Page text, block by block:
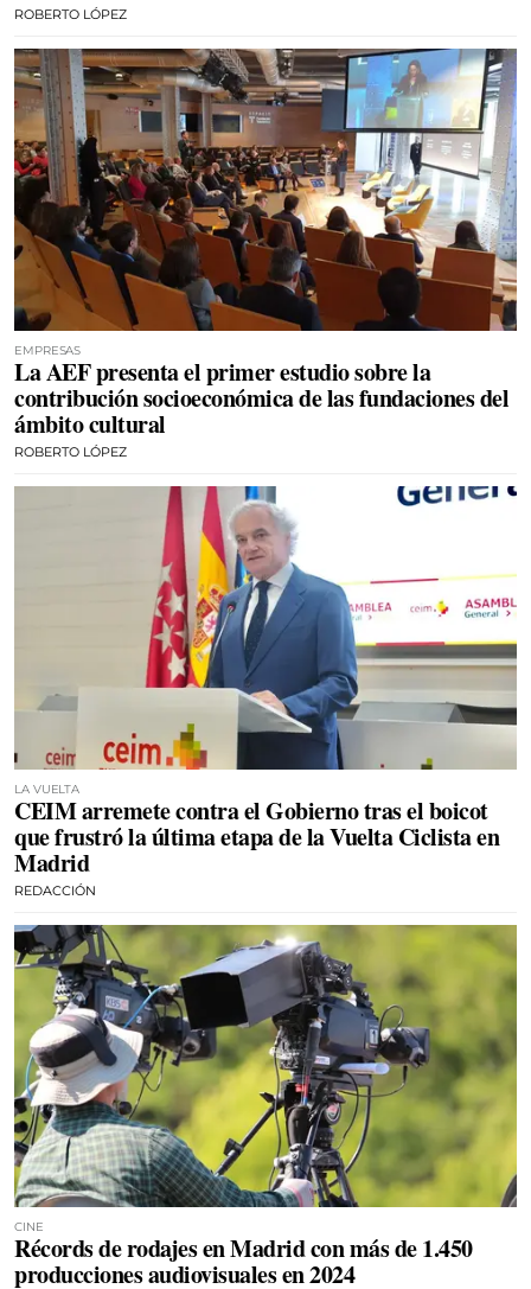
ROBERTO LÓPEZ
EMPRESAS
La AEF presenta el primer estudio sobre la
contribución socioeconómica de las fundaciones del
ámbito cultural
ROBERTO LÓPEZ
LA VUELTA
CEIM arremete contra el Gobierno tras el boicot
que frustró la última etapa de la Vuelta Ciclista en
Madrid
REDACCIÓN
CINE
Récords de rodajes en Madrid con más de 1.450
producciones audiovisuales en 2024